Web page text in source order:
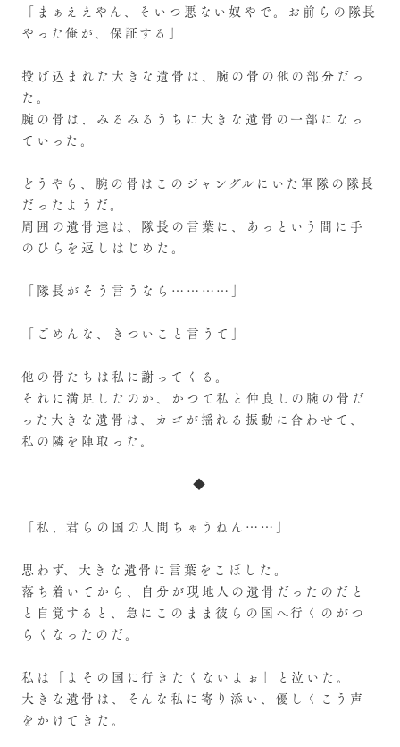
「まぁええやん、そいつ悪ない奴やで。お前らの隊長
やった俺が、保証する」
投げ込まれた大きな遺骨は、腕の骨の他の部分だっ
た。
腕の骨は、みるみるうちに大きな遺骨の一部になっ
ていった。
どうやら、腕の骨はこのジャングルにいた軍隊の隊長
だったようだ。
周囲の遺骨達は、隊長の言葉に、あっという間に手
のひらを返しはじめた。
「隊長がそう言うなら…………」
「ごめんな、きついこと言うて」
他の骨たちは私に謝ってくる。
それに満足したのか、かつて私と仲良しの腕の骨だ
った大きな遺骨は、カゴが揺れる振動に合わせて、
私の隣を陣取った。
◆
「私、君らの国の人間ちゃうねん……」
思わず、大きな遺骨に言葉をこぼした。
落ち着いてから、自分が現地人の遺骨だったのだと
と自覚すると、急にこのまま彼らの国へ行くのがつ
らくなったのだ。
私は「よその国に行きたくないよぉ」と泣いた。
大きな遺骨は、そんな私に寄り添い、優しくこう声
をかけてきた。